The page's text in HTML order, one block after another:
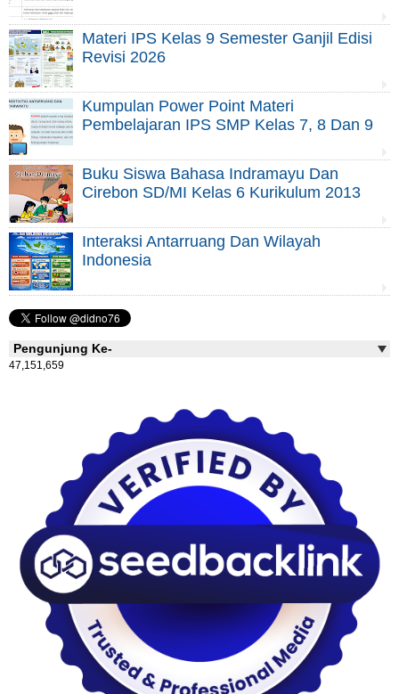
Materi IPS Kelas 9 Semester Ganjil Edisi
Revisi 2026
Kumpulan Power Point Materi
Pembelajaran IPS SMP Kelas 7, 8 Dan 9
Buku Siswa Bahasa Indramayu Dan
Cirebon SD/MI Kelas 6 Kurikulum 2013
Interaksi Antarruang Dan Wilayah
Indonesia
Pengunjung Ke-
47,151,659